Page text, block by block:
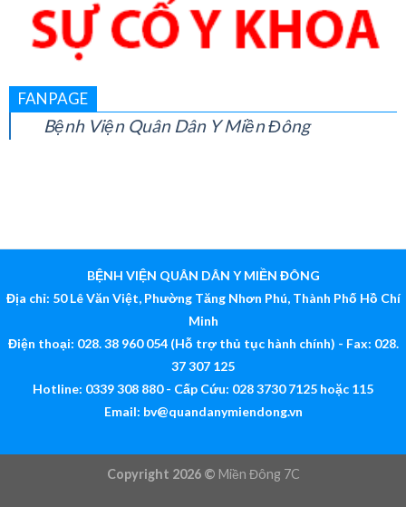
Bệnh Viện Quân Dân Y Miền Đông
BỆNH VIỆN QUÂN DÂN Y MIỀN ĐÔNG
Địa chỉ: 50 Lê Văn Việt, Phường Tăng Nhơn Phú, Thành Phố Hồ Chí